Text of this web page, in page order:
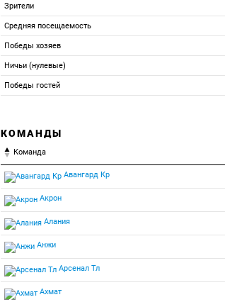
Зрители
Средняя посещаемость
Победы хозяев
Ничьи (нулевые)
Победы гостей
КОМАНДЫ
Команда
Авангард Кр
Акрон
Алания
Анжи
Арсенал Тл
Ахмат